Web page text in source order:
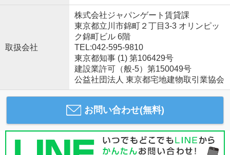
取扱会社
株式会社ジャパンゲート賃貸課
東京都立川市錦町２丁目3-3 オリンピッ
ク錦町ビル 6階
TEL:042-595-9810
東京都知事 (1) 第106429号
建設業許可（般-5）第150049号
公益社団法人 東京都宅地建物取引業協会
お問い合わせ(無料)